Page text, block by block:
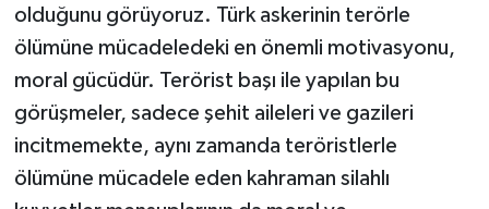
olduğunu görüyoruz. Türk askerinin terörle
ölümüne mücadeledeki en önemli motivasyonu,
moral gücüdür. Terörist başı ile yapılan bu
görüşmeler, sadece şehit aileleri ve gazileri
incitmemekte, aynı zamanda teröristlerle
ölümüne mücadele eden kahraman silahlı